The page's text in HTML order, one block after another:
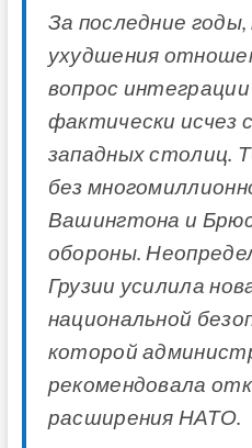
За последние
ухудшения
вопрос
фактически исчез
западных столиц.
без
Вашингтона и
обороны.
Грузии усилила
национальной
которой
рекомендовала
расширения НАТО.